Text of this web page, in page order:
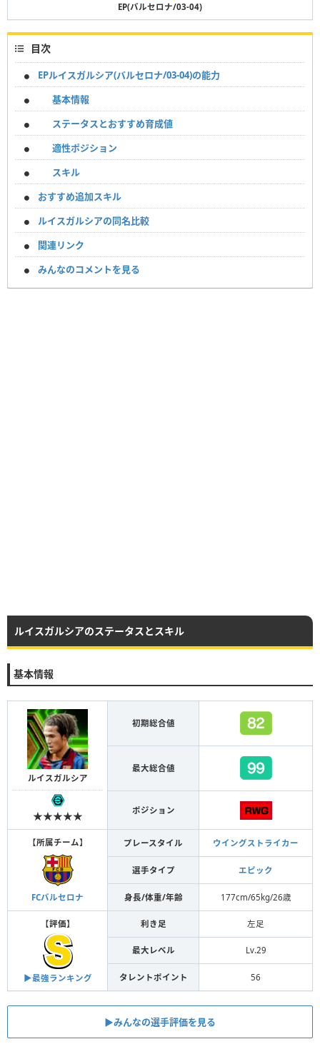
EP(バルセロナ/03-04)
目次
EPルイスガルシア(バルセロナ/03-04)の能力
基本情報
ステータスとおすすめ育成値
適性ポジション
スキル
おすすめ追加スキル
ルイスガルシアの同名比較
関連リンク
みんなのコメントを見る
ルイスガルシアのステータスとスキル
基本情報
ルイスガルシア
★★★★★
初期総合値
最大総合値
ポジション
【所属チーム】
FCバルセロナ
プレースタイル ウイングストライカー
選手タイプ エピック
身長/体重/年齢 177cm/65kg/26歳
【評価】
▶︎最強ランキング
利き足 左足
最大レベル Lv.29
タレントポイント 56
▶︎みんなの選手評価を見る